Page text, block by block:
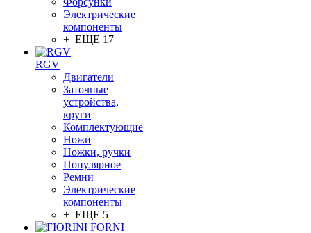
Электрические
компоненты
+ ЕЩЕ 17
RGV
Двигатели
Заточные
устройства,
круги
Комплектующие
Ножи
Ножки, ручки
Популярное
Ремни
Электрические
компоненты
+ ЕЩЕ 5